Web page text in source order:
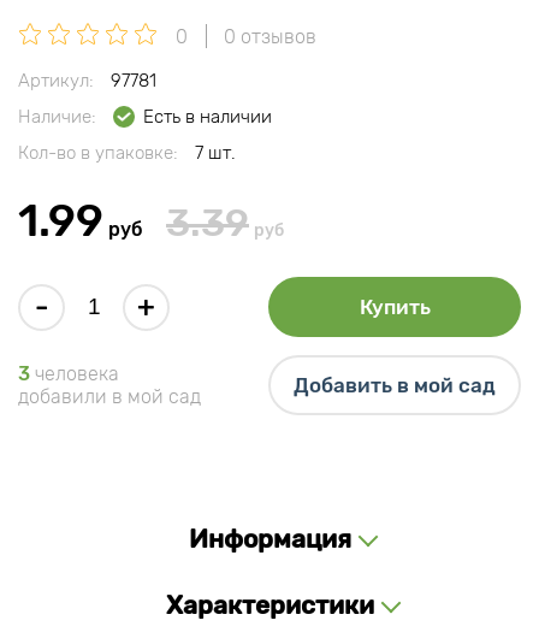
0 0 отзывов
Артикул:
97781
Наличие:
Есть в наличии
Кол-во в упаковке:
7 шт.
1.99 руб 3.39 руб
- + Купить
3 человека
добавили в мой сад
Добавить в мой сад
Информация
Характеристики